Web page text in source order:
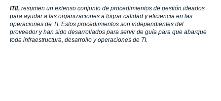
ITIL resumen un extenso conjunto de procedimientos de gestión ideados
para ayudar a las organizaciones a lograr calidad y eficiencia en las
operaciones de TI. Estos procedimientos son independientes del
proveedor y han sido desarrollados para servir de guía para que abarque
toda infraestructura, desarrollo y operaciones de TI.